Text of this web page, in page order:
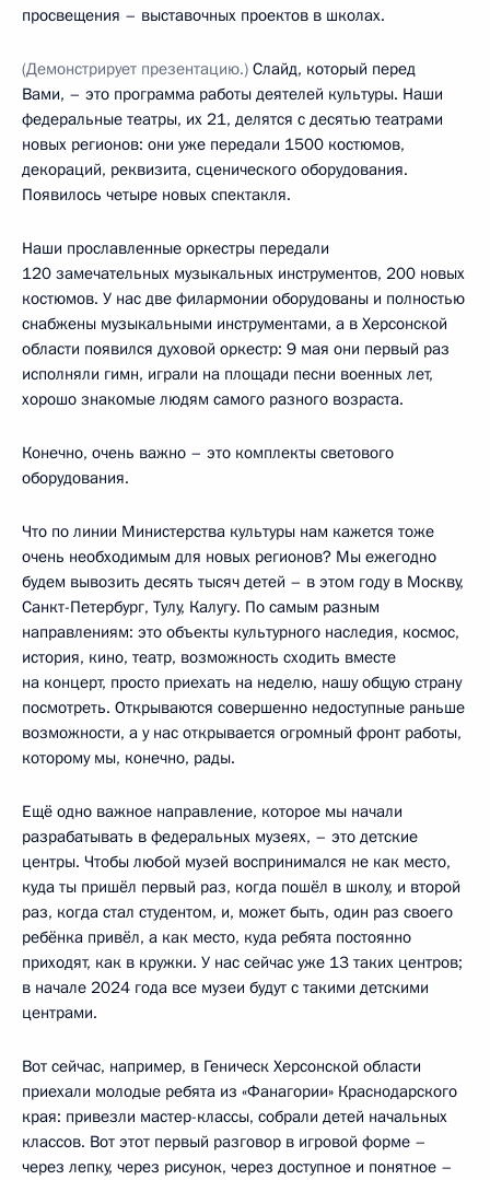
просвещения – выставочных проектов в школах.
(Демонстрирует презентацию.) Слайд, который перед
Вами, – это программа работы деятелей культуры. Наши
федеральные театры, их 21, делятся с десятью театрами
новых регионов: они уже передали 1500 костюмов,
декораций, реквизита, сценического оборудования.
Появилось четыре новых спектакля.
Наши прославленные оркестры передали
120 замечательных музыкальных инструментов, 200 новых
костюмов. У нас две филармонии оборудованы и полностью
снабжены музыкальными инструментами, а в Херсонской
области появился духовой оркестр: 9 мая они первый раз
исполняли гимн, играли на площади песни военных лет,
хорошо знакомые людям самого разного возраста.
Конечно, очень важно – это комплекты светового
оборудования.
Что по линии Министерства культуры нам кажется тоже
очень необходимым для новых регионов? Мы ежегодно
будем вывозить десять тысяч детей – в этом году в Москву,
Санкт-Петербург, Тулу, Калугу. По самым разным
направлениям: это объекты культурного наследия, космос,
история, кино, театр, возможность сходить вместе
на концерт, просто приехать на неделю, нашу общую страну
посмотреть. Открываются совершенно недоступные раньше
возможности, а у нас открывается огромный фронт работы,
которому мы, конечно, рады.
Ещё одно важное направление, которое мы начали
разрабатывать в федеральных музеях, – это детские
центры. Чтобы любой музей воспринимался не как место,
куда ты пришёл первый раз, когда пошёл в школу, и второй
раз, когда стал студентом, и, может быть, один раз своего
ребёнка привёл, а как место, куда ребята постоянно
приходят, как в кружки. У нас сейчас уже 13 таких центров;
в начале 2024 года все музеи будут с такими детскими
центрами.
Вот сейчас, например, в Геническ Херсонской области
приехали молодые ребята из «Фанагории» Краснодарского
края: привезли мастер-классы, собрали детей начальных
классов. Вот этот первый разговор в игровой форме –
через лепку, через рисунок, через доступное и понятное –